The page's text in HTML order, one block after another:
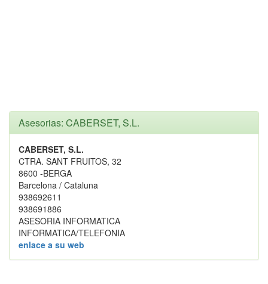
Asesorias: CABERSET, S.L.
CABERSET, S.L.
CTRA. SANT FRUITOS, 32
8600 -BERGA
Barcelona / Cataluna
938692611
938691886
ASESORIA INFORMATICA
INFORMATICA/TELEFONIA
enlace a su web